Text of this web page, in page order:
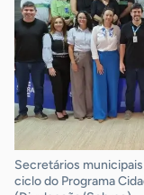
Secretários
ciclo do Programa